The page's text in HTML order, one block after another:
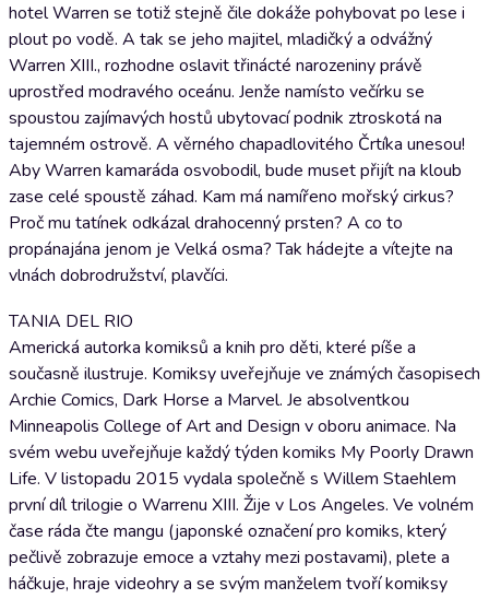
hotel Warren se totiž stejně čile dokáže pohybovat po lese i
plout po vodě. A tak se jeho majitel, mladičký a odvážný
Warren XIII., rozhodne oslavit třinácté narozeniny právě
uprostřed modravého oceánu. Jenže namísto večírku se
spoustou zajímavých hostů ubytovací podnik ztroskotá na
tajemném ostrově. A věrného chapadlovitého Črtíka unesou!
Aby Warren kamaráda osvobodil, bude muset přijít na kloub
zase celé spoustě záhad. Kam má namířeno mořský cirkus?
Proč mu tatínek odkázal drahocenný prsten? A co to
propánajána jenom je Velká osma? Tak hádejte a vítejte na
vlnách dobrodružství, plavčíci.
TANIA DEL RIO
Americká autorka komiksů a knih pro děti, které píše a
současně ilustruje. Komiksy uveřejňuje ve známých časopisech
Archie Comics, Dark Horse a Marvel. Je absolventkou
Minneapolis College of Art and Design v oboru animace. Na
svém webu uveřejňuje každý týden komiks My Poorly Drawn
Life. V listopadu 2015 vydala společně s Willem Staehlem
první díl trilogie o Warrenu XIII. Žije v Los Angeles. Ve volném
čase ráda čte mangu (japonské označení pro komiks, který
pečlivě zobrazuje emoce a vztahy mezi postavami), plete a
háčkuje, hraje videohry a se svým manželem tvoří komiksy